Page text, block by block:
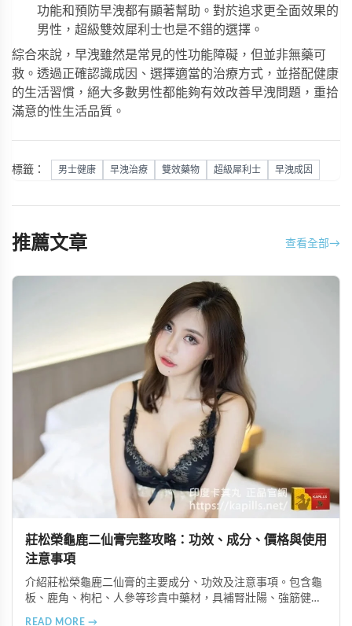
功能和預防早洩都有顯著幫助。對於追求更全面效果的
男性， 超級雙效犀利士也是不錯的選擇。
綜合來說，早洩雖然是常見的性功能障礙，但並非無藥可
救。透過正確認識成因、選擇適當的治療方式，並搭配健康
的生活習慣，絕大多數男性都能夠有效改善早洩問題，重拾
滿意的性生活品質。
標籤： 男士健康 早洩治療 雙效藥物 超級犀利士 早洩成因
推薦文章 查看全部→
莊松榮龜鹿二仙膏完整攻略：功效、成分、價格與使用
注意事項
介紹莊松榮龜鹿二仙膏的主要成分、功效及注意事項。包含龜
板、鹿角、枸杞、人參等珍貴中藥材，具補腎壯陽、強筋健
READ MORE →